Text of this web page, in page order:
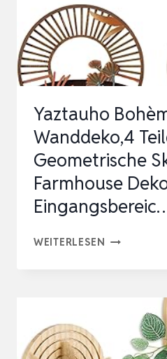
HÄNGENDE
KÖ…
Yaztauho
Wanddeko,4
Geometrische
Farmhouse
WEITERLESEN YAZTAUHO